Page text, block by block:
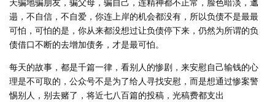
遢，不自信，不自爱，你连上岸的机会都没有，所以负债不是最最
可怕，可怕的是，你从来都没想过让负债停下来，仍然为所谓的负
债借口不断的去增加债务，才是最可怕。
每天的故事，都是千篇一律，看别人的惨剧，来安慰自己输钱的心
理是不可取的，公众号不是为了给人寻找安慰，而是想通过惨案警
惕别人，别去赌了，将近七八百篇的投稿，光稿费都支出